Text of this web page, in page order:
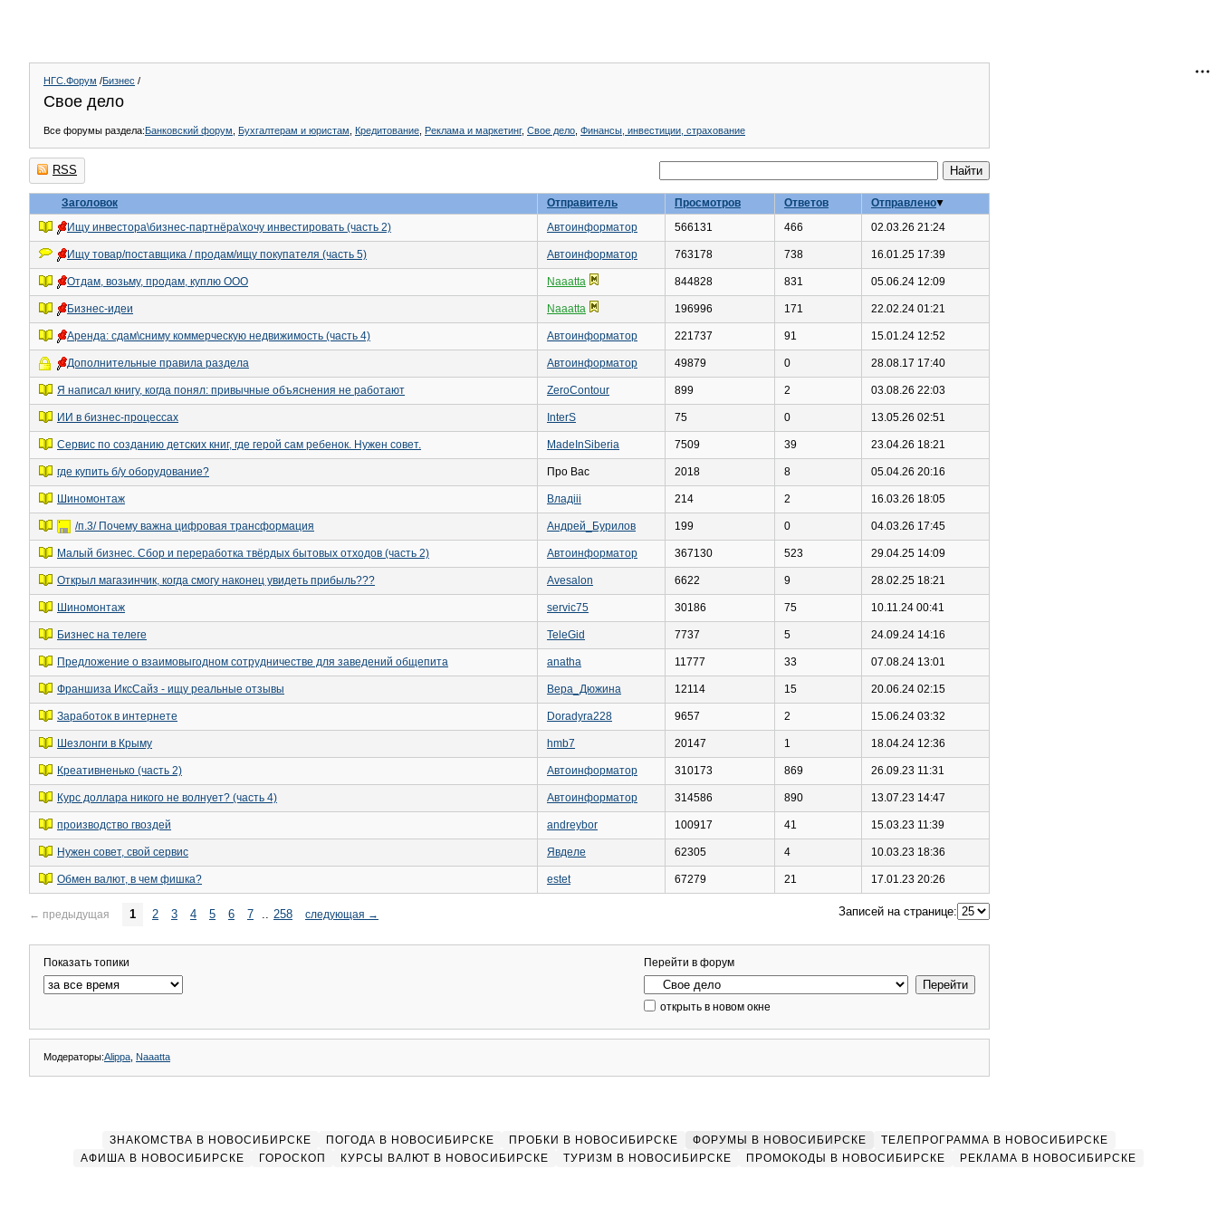
НГС.Форум /Бизнес /
Свое дело
Все форумы раздела:Банковский форум Бухгалтерам и юристам Кредитование Реклама и маркетинг, Свое дело Финансы, инвестиции, страхование
RSS
Заголовок Отправитель Просмотров Ответов
Отправлено
Ищу инвестора\бизнес-партнёра\хочу инвестировать (часть 2)
Автоинформатор 566131 466 02.03.26 21:24
Ищу товар/поставщика / продам/ищу покупателя (часть 5) Автоинформатор 763178 738 16.01.25 17:39
Отдам, возьму, продам, куплю ООО Naaatta 844828 831 05.06.24 12:09
Бизнес-идеи Naaatta 196996 171 22.02.24 01:21
Аренда: сдам\сниму коммерческую недвижимость (часть 4) Автоинформатор 221737 91 15.01.24 12:52
Дополнительные правила раздела Автоинформатор 49879 0 28.08.17 17:40
Я написал книгу, когда понял: привычные объяснения не работают ZeroContour 899 2 03.08.26 22:03
ИИ в бизнес-процессах InterS 75 0 13.05.26 02:51
Сервис по созданию детских книг, где герой сам ребенок. Нужен совет. MadeInSiberia 7509 39 23.04.26 18:21
где купить б/у оборудование? Про Вас 2018 8 05.04.26 20:16
Шиномонтаж Владiii 214 2 16.03.26 18:05
/п.3/ Почему важна цифровая трансформация Андрей_Бурилов 199 0 04.03.26 17:45
Малый бизнес. Сбор и переработка твёрдых бытовых отходов (часть 2) Автоинформатор 367130 523 29.04.25 14:09
Открыл магазинчик, когда смогу наконец увидеть прибыль??? Avesalon 6622 9 28.02.25 18:21
Шиномонтаж servic75 30186 75 10.11.24 00:41
Бизнес на телеге TeleGid 7737 5 24.09.24 14:16
Предложение о взаимовыгодном сотрудничестве для заведений общепита anatha 11777 33 07.08.24 13:01
Франшиза ИксСайз - ищу реальные отзывы Вера_Дюжина 12114 15 20.06.24 02:15
Заработок в интернете Doradyra228 9657 2 15.06.24 03:32
Шезлонги в Крыму hmb7 20147 1 18.04.24 12:36
Креативненько (часть 2) Автоинформатор 310173 869 26.09.23 11:31
Курс доллара никого не волнует? (часть 4) Автоинформатор 314586 890 13.07.23 14:47
производство гвоздей andreybor 100917 41 15.03.23 11:39
Нужен совет, свой сервис Явделе 62305 4 10.03.23 18:36
Обмен валют, в чем фишка? estet 67279 21 17.01.23 20:26
← предыдущая 1 2 3 4 5 6 7 .. 258 следующая → Записей на странице:
Показать топики Перейти в форум
открыть в новом окне
Модераторы:Alippa Naaatta
ЗНАКОМСТВА В НОВОСИБИРСКЕ ПОГОДА В НОВОСИБИРСКЕ ПРОБКИ В НОВОСИБИРСКЕ ФОРУМЫ В НОВОСИБИРСКЕ
ТЕЛЕПРОГРАММА В НОВОСИБИРСКЕ
АФИША В НОВОСИБИРСКЕ
ГОРОСКОП КУРСЫ ВАЛЮТ В НОВОСИБИРСКЕ ТУРИЗМ В НОВОСИБИРСКЕ ПРОМОКОДЫ В НОВОСИБИРСКЕ РЕКЛАМА В НОВОСИБИРСКЕ